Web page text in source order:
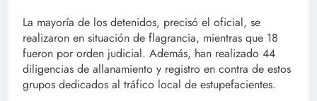
La mayoría de los detenidos, precisó el oficial, se
realizaron en situación de flagrancia, mientras que 18
fueron por orden judicial. Además, han realizado 44
diligencias de allanamiento y registro en contra de estos
grupos dedicados al tráfico local de estupefacientes.